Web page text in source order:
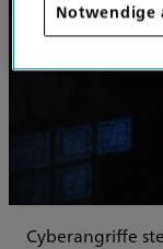
Cyberangriffe
Notwendige